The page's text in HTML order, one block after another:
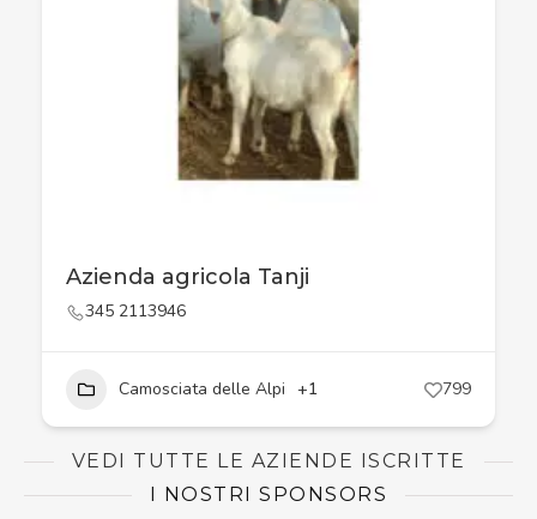
Azienda agricola Tanji
345 2113946
Camosciata delle Alpi +1 799
VEDI TUTTE LE AZIENDE ISCRITTE
I NOSTRI SPONSORS